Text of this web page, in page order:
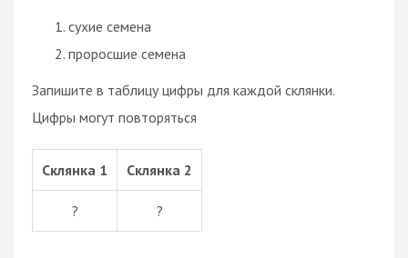
сухие семена
проросшие семена
Запишите в таблицу цифры для каждой склянки.
Цифры могут повторяться
Склянка 1 Склянка 2
? ?